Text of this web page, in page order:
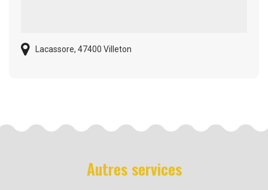
Lacassore, 47400 Villeton
Autres services